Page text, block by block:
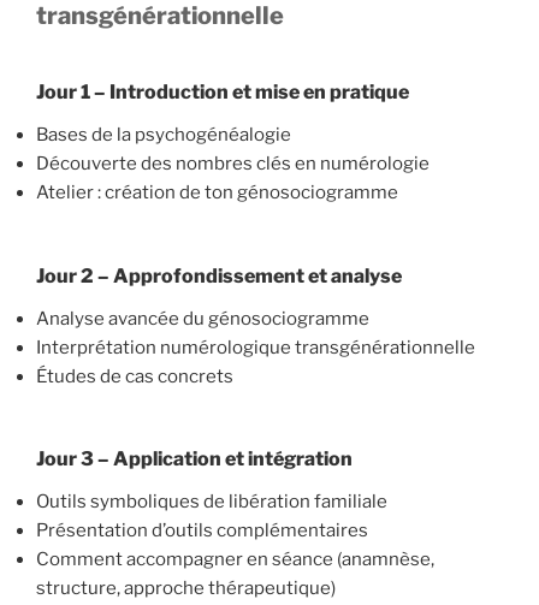
transgénérationnelle
Jour 1 – Introduction et mise en pratique
Bases de la psychogénéalogie
Découverte des nombres clés en numérologie
Atelier : création de ton génosociogramme
Jour 2 – Approfondissement et analyse
Analyse avancée du génosociogramme
Interprétation numérologique transgénérationnelle
Études de cas concrets
Jour 3 – Application et intégration
Outils symboliques de libération familiale
Présentation d’outils complémentaires
Comment accompagner en séance (anamnèse,
structure, approche thérapeutique)